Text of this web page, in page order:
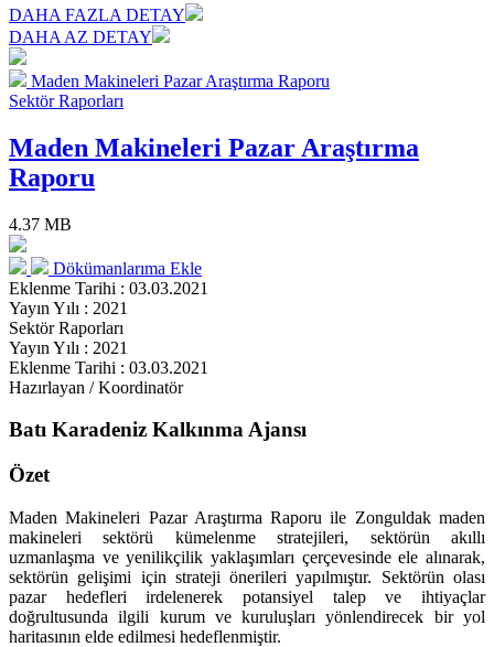
DAHA FAZLA DETAY
DAHA AZ DETAY
Maden Makineleri Pazar Araştırma Raporu
Sektör Raporları
Maden Makineleri Pazar Araştırma
Raporu
4.37 MB
Dökümanlarıma Ekle
Eklenme Tarihi : 03.03.2021
Yayın Yılı : 2021
Sektör Raporları
Yayın Yılı : 2021
Eklenme Tarihi : 03.03.2021
Hazırlayan / Koordinatör
Batı Karadeniz Kalkınma Ajansı
Özet
Maden Makineleri Pazar Araştırma Raporu ile Zonguldak maden
makineleri sektörü kümelenme stratejileri, sektörün akıllı
uzmanlaşma ve yenilikçilik yaklaşımları çerçevesinde ele alınarak,
sektörün gelişimi için strateji önerileri yapılmıştır. Sektörün olası
pazar hedefleri irdelenerek potansiyel talep ve ihtiyaçlar
doğrultusunda ilgili kurum ve kuruluşları yönlendirecek bir yol
haritasının elde edilmesi hedeflenmiştir.